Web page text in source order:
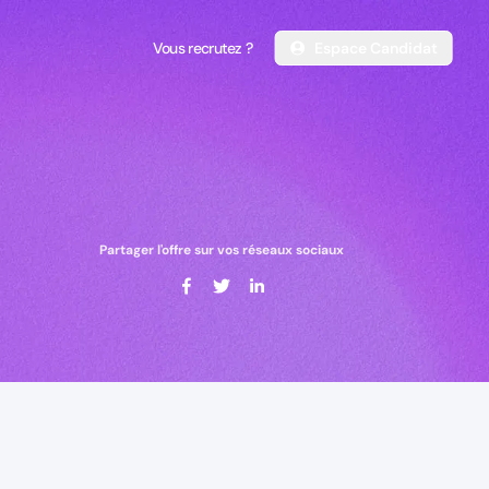
Vous recrutez ?
Vous recrutez ?
Partager l'offre sur vos réseaux sociaux